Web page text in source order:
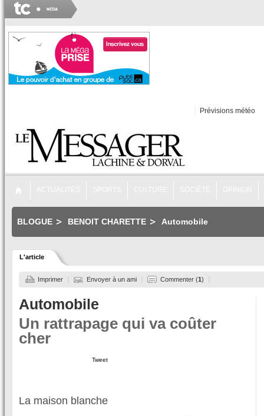
Prévisions météo
BLOGUE BENOIT CHARETTE Automobile
L'article
Imprimer Envoyer à un ami Commenter (1)
Automobile
Un rattrapage qui va coûter
cher
Tweet
La maison blanche